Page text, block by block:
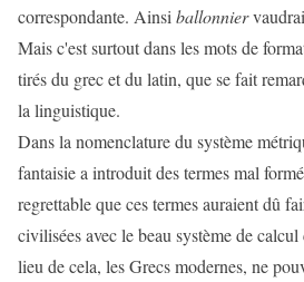
correspondante. Ainsi ballonnier
Mais c'est surtout dans les mots de
tirés du grec et du latin, que se fait
la linguistique.
Dans la nomenclature du système
fantaisie a introduit des termes mal
regrettable que ces termes auraient dû
civilisées avec le beau système de
lieu de cela, les Grecs modernes, ne